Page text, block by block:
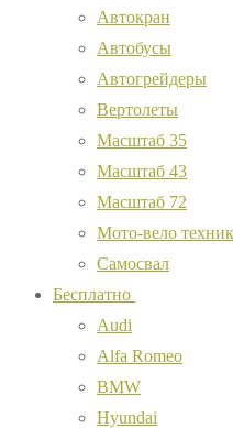
Автокран
Автобусы
Автогрейдеры
Вертолеты
Масштаб 35
Масштаб 43
Масштаб 72
Мото-вело
Самосвал
Бесплатно
Audi
Alfa Romeo
BMW
Hyundai